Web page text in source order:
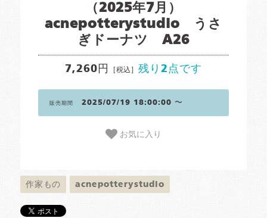
（2025年7月）
acnepotterystudio うさ
ぎドーナツ A26
7,260円 [税込] 残り2点です
販売期間 2025/07/19 18:00:00 〜
お気に入り
作家もの acnepotterystudio